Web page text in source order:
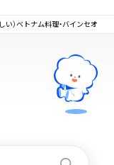
い）ベトナム料理・バインセオ